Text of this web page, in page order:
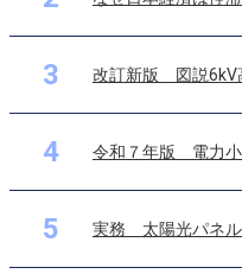
3 改訂新版 図説6kV
4 令和７年版 電力
5 実務 太陽光パネル